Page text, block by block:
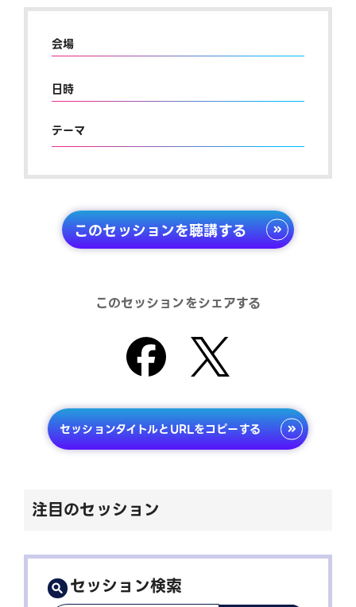
会場
日時
テーマ
このセッションを聴講する
このセッションをシェアする
セッションタイトルとURLをコピーする
注目のセッション
セッション検索